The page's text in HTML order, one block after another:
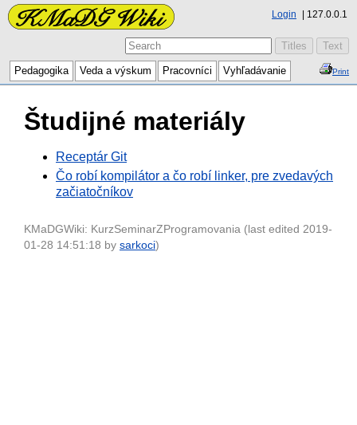
Login 127.0.0.1
Pedagogika Veda a výskum Pracovníci Vyhľadávanie Print
Študijné materiály
Receptár Git
Čo robí kompilátor a čo robí linker, pre zvedavých
začiatočníkov
KMaDGWiki: KurzSeminarZProgramovania (last edited 2019-
01-28 14:51:18 by sarkoci)